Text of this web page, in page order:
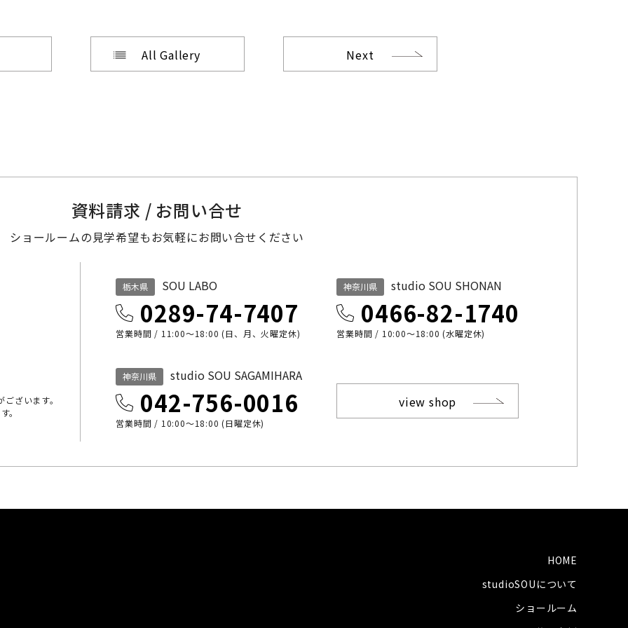
All Gallery Next
資料請求 / お問い合せ
ショールームの見学希望もお気軽にお問い合せください
ざいます。
。
栃木県 SOU LABO
0289-74-7407
営業時間 / 11:00～18:00 (日、月、火曜定休)
神奈川県 studio SOU SHONAN
0466-82-1740
営業時間 / 10:00〜18:00 (水曜定休)
神奈川県 studio SOU SAGAMIHARA
042-756-0016
営業時間 / 10:00〜18:00 (日曜定休)
view shop
HOME
studioSOUについて
ショールーム